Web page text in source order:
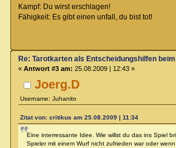
Kampf: Du wirst erschlagen!
Fähigkeit: Es gibt einen unfall, du bist tot!
Joerg.D
Username: Juhanito
Re: Tarotkarten als Entscheidungshilfen beim
« Antwort #3 am: 25.08.2009 | 12:43 »
Zitat von: critikus am 25.08.2009 | 11:34
Eine interressante Idee. Wie willst du das ins Spiel
Spieler mit einem Wurf nicht zufrieden war oder